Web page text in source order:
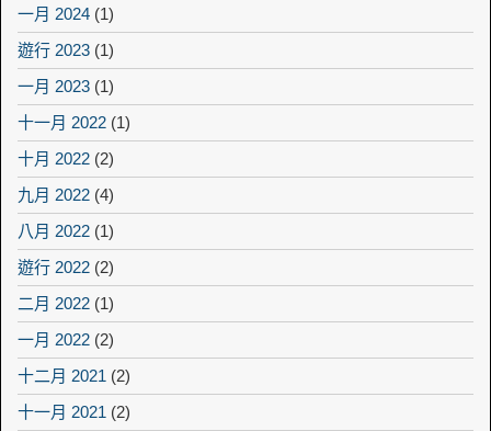
一月 2024 (1)
遊行 2023 (1)
一月 2023 (1)
十一月 2022 (1)
十月 2022 (2)
九月 2022 (4)
八月 2022 (1)
遊行 2022 (2)
二月 2022 (1)
一月 2022 (2)
十二月 2021 (2)
十一月 2021 (2)